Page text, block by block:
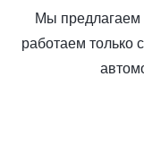
Мы предлагаем
работаем